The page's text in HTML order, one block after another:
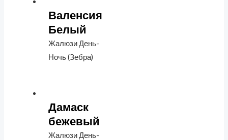
Валенсия
Белый
Жалюзи День-
Ночь (Зебра)
Дамаск
бежевый
Жалюзи День-